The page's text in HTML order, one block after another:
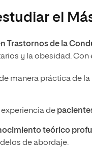
el
Trastornos de la
y la obesidad. Con
manera práctica de
de
teórico
de abordaje.